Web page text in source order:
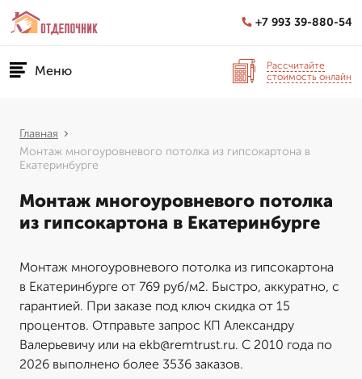
+7 993 39-880-54
Меню
Рассчитайте
стоимость онлайн
Главная
Монтаж многоуровневого потолка из гипсокартона в
Екатеринбурге
Монтаж многоуровневого потолка
из гипсокартона в Екатеринбурге
Монтаж многоуровневого потолка из гипсокартона
в Екатеринбурге от 769 руб/м2. Быстро, аккуратно, с
гарантией. При заказе под ключ скидка от 15
процентов. Отправьте запрос КП Александру
Валерьевичу или на ekb@remtrust.ru. С 2010 года по
2026 выполнено более 3536 заказов.